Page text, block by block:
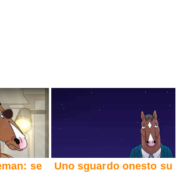
se
Uno sguardo onesto su